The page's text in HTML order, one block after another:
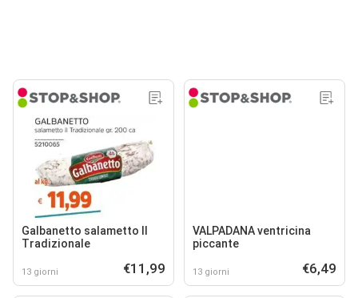
Galbanetto salametto Il
Tradizionale
13 giorni €11,99
VALPADANA ventricina
piccante
13 giorni €6,49